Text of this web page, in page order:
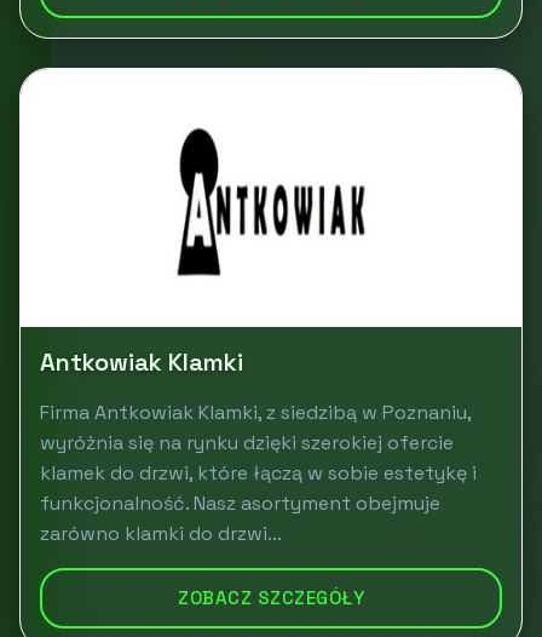
Antkowiak Klamki
Firma Antkowiak Klamki, z siedzibą w Poznaniu,
wyróżnia się na rynku dzięki szerokiej ofercie
klamek do drzwi, które łączą w sobie estetykę i
funkcjonalność. Nasz asortyment obejmuje
zarówno klamki do drzwi...
ZOBACZ SZCZEGÓŁY